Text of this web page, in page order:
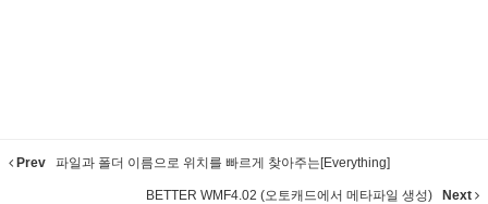
Prev 파일과 폴더 이름으로 위치를 빠르게 찾아주는[Everything]
BETTER WMF4.02 (오토캐드에서 메타파일 생성) Next